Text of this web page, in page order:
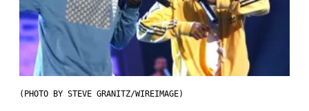
(PHOTO BY STEVE GRANITZ/WIREIMAGE)